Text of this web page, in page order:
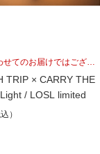
TRIP × CARRY THE
/ LOSL limited
）